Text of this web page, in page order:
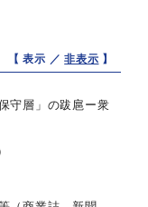
【 表示 ／非表示 】
守層」の跋扈ー衆